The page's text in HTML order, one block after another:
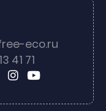
eco.ru
41 71